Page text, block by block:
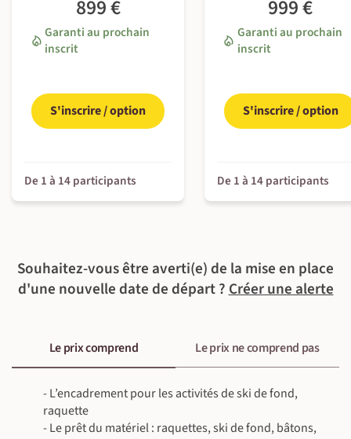
En chalet
Petit-déjeuner, déjeuner & dîner inclus
Guide local francophone
- En chambre double ou à deux lits confort : 115€ par
personne,
- En chambre individuelle standard : 125€ par personne,
899 €
Garanti au prochain
inscrit
S'inscrire / option
De 1 à 14 participants
999 €
Garanti au prochain
inscrit
S'inscrire / option
De 1 à 14 participants
Souhaitez-vous être averti(e) de la mise en place
d'une nouvelle date de départ ?Créer une alerte
Le prix comprend Le prix ne comprend pas
- L’encadrement pour les activités de ski de fond,
raquette
- Le prêt du matériel : raquettes, ski de fond, bâtons,